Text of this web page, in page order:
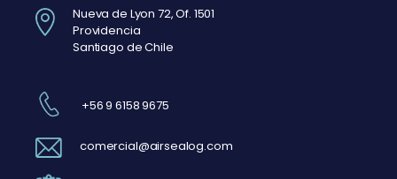
Nueva de Lyon 72, Of. 1501
Providencia
Santiago de Chile
+569 6158 9675
comercial@airsealog.com